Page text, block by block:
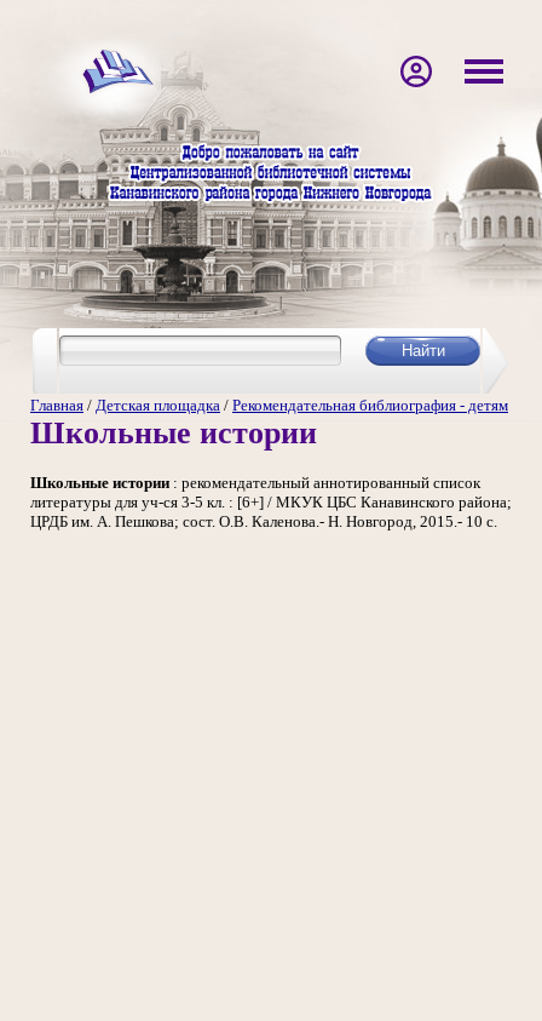
Главная / Детская площадка / Рекомендательная библиография - детям
Школьные истории
Школьные истории : рекомендательный аннотированный список
литературы для уч-ся 3-5 кл. : [6+] / МКУК ЦБС Канавинского района;
ЦРДБ им. А. Пешкова; сост. О.В. Каленова.- Н. Новгород, 2015.- 10 с.